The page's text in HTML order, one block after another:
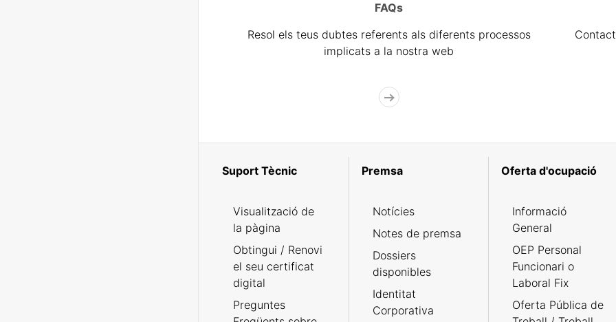
FAQs
Resol els teus dubtes referents als diferents processos
implicats a la nostra web
Suport Tècnic
Visualització de
la pàgina
Obtingui / Renovi
el seu certificat
digital
Preguntes
Premsa
Notícies
Notes de premsa
Dossiers
disponibles
Identitat
Corporativa
Oferta d'ocupació
Informació
General
OEP Personal
Funcionari o
Laboral Fix
Oferta Pública de